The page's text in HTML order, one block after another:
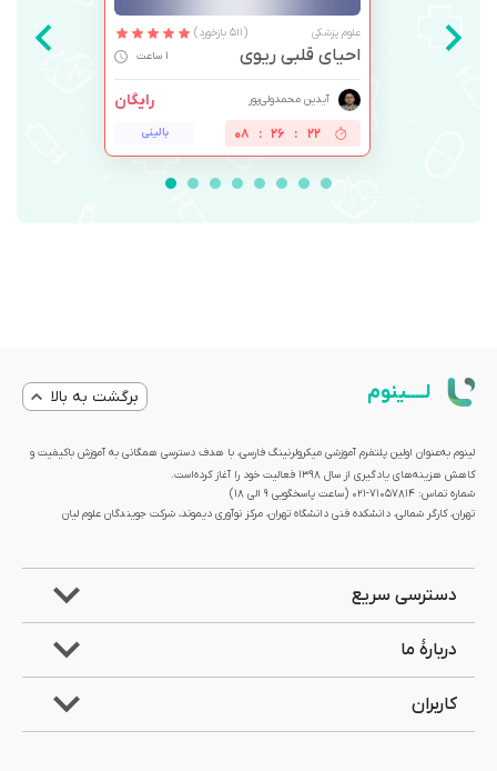
علوم پزشکی (511 بازخورد)
احیای قلبی ریوی 1 ساعت
آیدین محمدولی‌پور رایگان
21
:
26
:
08 بالینی
لــــینوم برگشت به بالا
لینوم به‌عنوان اولین پلتفرم آموزشی میکرولرنینگ فارسی، با هدف دسترسی همگانی به آموزش باکیفیت و
کاهش هزینه‌های یادگیری از سال 1398 فعالیت خود را آغاز کرده‌است.
شماره تماس: 71057814-021 (ساعت پاسخگویی ۹ الی ۱۸)
تهران، کارگر شمالی، دانشکده فنی دانشگاه تهران، مرکز نوآوری دیموند، شرکت جویندگان علوم لیان
دسترسی سریع
دربارۀ ما
کاربران